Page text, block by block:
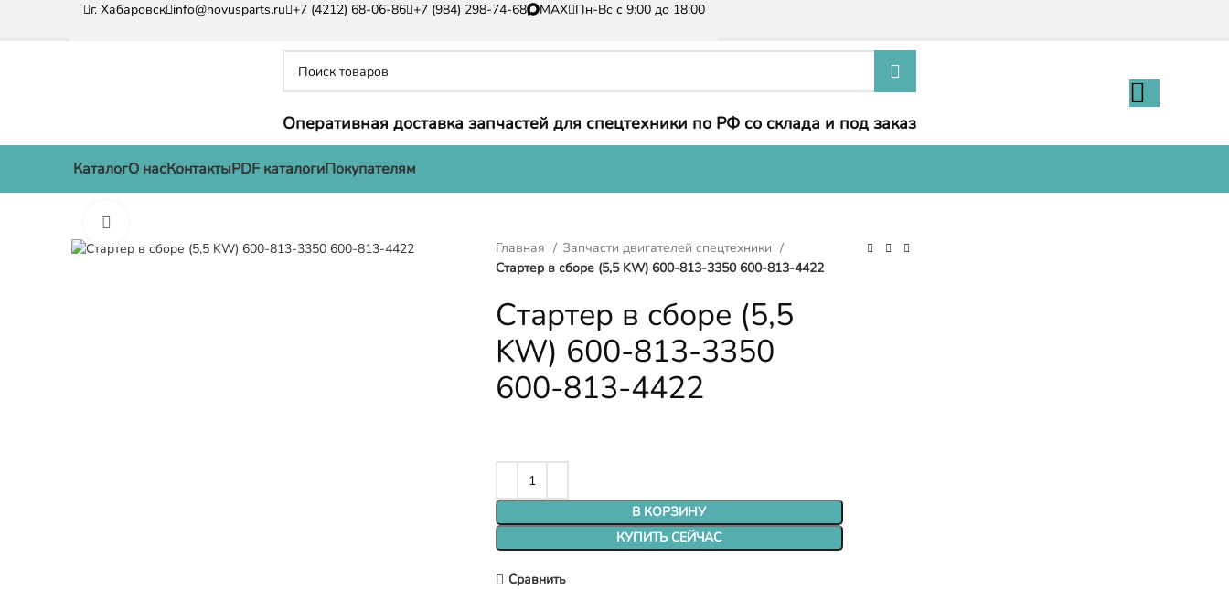
г. Хабаровск info@novusparts.ru +7 (4212) 68-06-86 +7 (984) 298-74-68 MAX Пн-Вс с 9:00 до 18:00
Оперативная доставка запчастей для спецтехники по РФ со склада и под заказ
КаталогО насКонтактыPDF каталогиПокупателям
Главная
Запчасти двигателей спецтехники
Стартер в сборе (5,5 KW) 600-813-3350 600-813-4422
Стартер в сборе (5,5
KW) 600-813-3350
600-813-4422
В КОРЗИНУ
КУПИТЬ СЕЙЧАС
Сравнить